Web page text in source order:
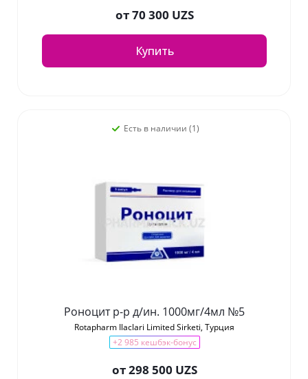
от70 300 UZS
Купить
Есть в наличии (1)
Роноцит р-р д/ин. 1000мг/4мл №5
Rotapharm Ilaclari Limited Sirketi, Турция
+2 985 кешбэк-бонус
от298 500 UZS